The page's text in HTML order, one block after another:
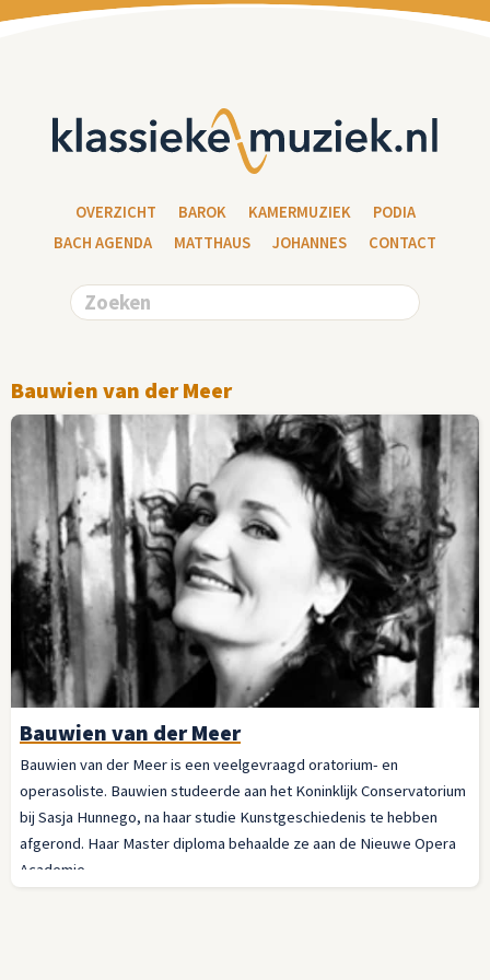
OVERZICHT BAROK KAMERMUZIEK
PODIA
BACH AGENDA
MATTHAUS JOHANNES CONTACT
Bauwien van der Meer
Bauwien van der Meer
Bauwien van der Meer is een veelgevraagd oratorium- en
operasoliste. Bauwien studeerde aan het Koninklijk Conservatorium
bij Sasja Hunnego, na haar studie Kunstgeschiedenis te hebben
afgerond. Haar Master diploma behaalde ze aan de Nieuwe Opera
Academie.